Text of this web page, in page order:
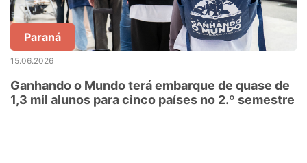
Paraná
15.06.2026
Ganhando o Mundo terá embarque de quase de
1,3 mil alunos para cinco países no 2.º semestre